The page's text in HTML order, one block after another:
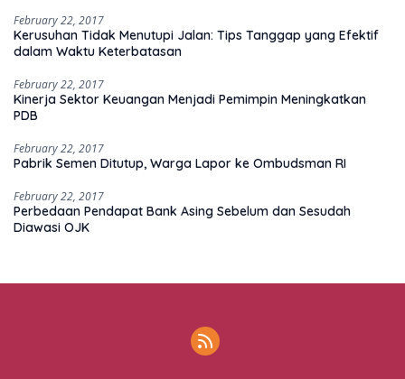
February 22, 2017
Kerusuhan Tidak Menutupi Jalan: Tips Tanggap yang Efektif
dalam Waktu Keterbatasan
February 22, 2017
Kinerja Sektor Keuangan Menjadi Pemimpin Meningkatkan
PDB
February 22, 2017
Pabrik Semen Ditutup, Warga Lapor ke Ombudsman RI
February 22, 2017
Perbedaan Pendapat Bank Asing Sebelum dan Sesudah
Diawasi OJK